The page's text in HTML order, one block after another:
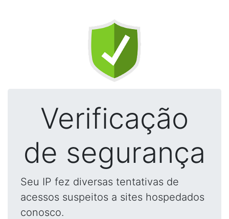
Verificação
de segurança
Seu IP fez diversas tentativas de
acessos suspeitos a sites hospedados
conosco.